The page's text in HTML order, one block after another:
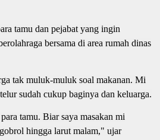
tamu dan pejabat yang ingin
bersama di area rumah dinas
tak muluk-muluk soal makanan. Mi
sudah cukup baginya dan keluarga.
tamu. Biar saya masakan mi
hingga larut malam," ujar